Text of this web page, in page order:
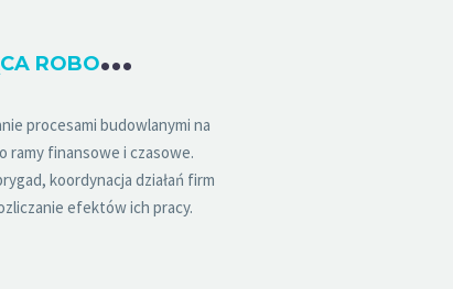
O
SOBA ZARZĄDZAJĄCA ROBOTAMI BUDOWLANYMI (SPECJALNOŚĆ DROGOWA / SANITARNA)
procesami budowlanymi na
ramy finansowe i czasowe.
koordynacja działań firm
efektów ich pracy.